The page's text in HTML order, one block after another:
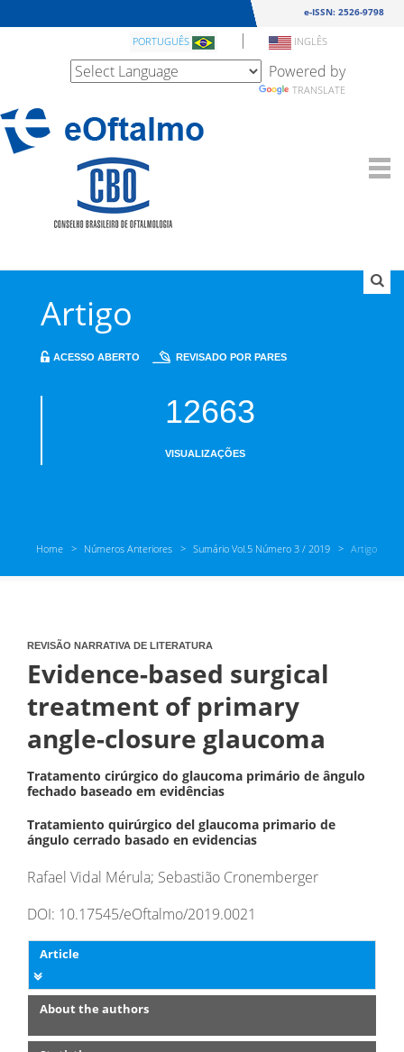
e-ISSN: 2526-9798
PORTUGUÊS | INGLÊS
Powered by
TRANSLATE
Artigo
ACESSO ABERTO REVISADO POR PARES
12663
VISUALIZAÇÕES
Home Números Anteriores Sumário Vol.5 Número 3 / 2019 Artigo
REVISÃO NARRATIVA DE LITERATURA
Evidence-based surgical
treatment of primary
angle-closure glaucoma
Tratamento cirúrgico do glaucoma primário de ângulo
fechado baseado em evidências
Tratamiento quirúrgico del glaucoma primario de
ángulo cerrado basado en evidencias
Rafael Vidal Mérula; Sebastião Cronemberger
DOI: 10.17545/eOftalmo/2019.0021
Article
About the authors